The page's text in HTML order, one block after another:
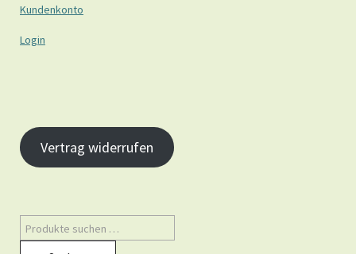
Kundenkonto
Login
Vertrag widerrufen